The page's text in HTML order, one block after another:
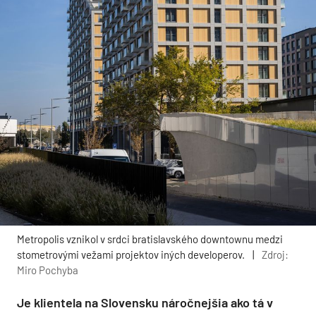
Metropolis vznikol v srdci bratislavského downtownu medzi
stometrovými vežami projektov iných developerov.
|
Zdroj:
Miro Pochyba
Je klientela na Slovensku náročnejšia ako tá v